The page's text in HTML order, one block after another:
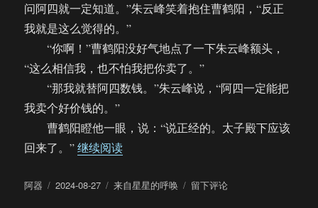
问阿四就一定知道。”朱云峰笑着抱住曹鹤阳，“反正
我就是这么觉得的。”
“你啊！”曹鹤阳没好气地点了一下朱云峰额头，
“这么相信我，也不怕我把你卖了。”
“那我就替阿四数钱。”朱云峰说，“阿四一定能把
我卖个好价钱的。”
曹鹤阳瞪他一眼，说：“说正经的。太子殿下应该
回来了。”继续阅读“【饼四/AU】来自星星的呼唤（42）”
作
阿器
发
2024-08-27
分
来自星星的呼唤
于
留下评论